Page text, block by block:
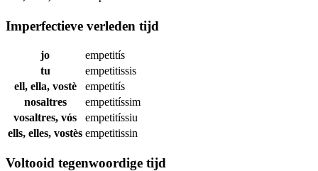
Imperfectieve verleden tijd
jo
empetitís
tu
empetitissis
ell, ella, vostè
empetitís
nosaltres
empetitíssim
vosaltres, vós
empetitíssiu
ells, elles, vostès empetitissin
Voltooid tegenwoordige tijd